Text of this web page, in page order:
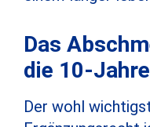
Das
die 10-
Der wohl